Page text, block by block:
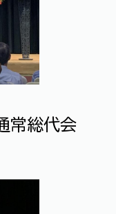
常総代会